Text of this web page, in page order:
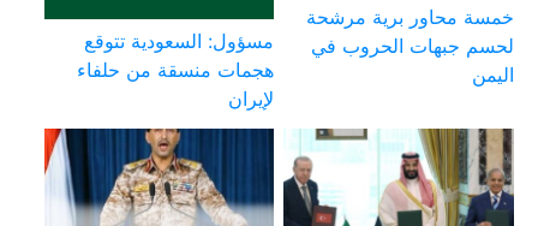
خمسة محاور برية مرشحة
لحسم جبهات الحروب في
اليمن
مسؤول: السعودية تتوقع
هجمات منسقة من حلفاء
لإيران